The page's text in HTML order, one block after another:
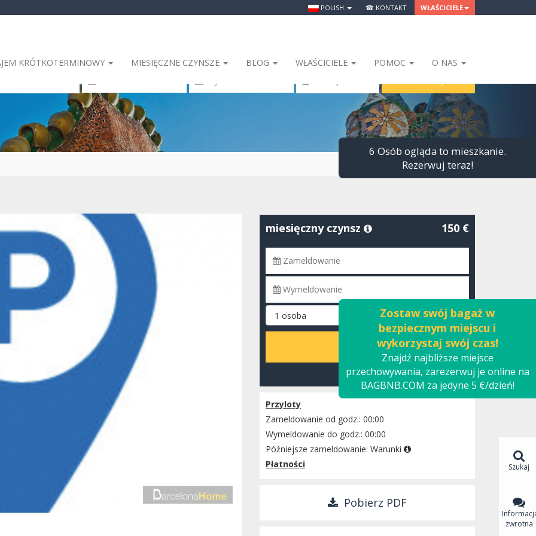
POLISH ☎ KONTAKT WŁAŚCICIELE
KRÓTKOTERMINOWY MIESIĘCZNE CZYNSZE BLOG WŁAŚCICIELE POMOC O NAS
miesięczny czynsz 150 €
OBLICZ
Sprawdź dostępność
Przyloty
Zameldowanie od godz.: 00:00
Wymeldowanie do godz.: 00:00
Późniejsze zameldowanie: Warunki
Płatności
Pobierz PDF
6 Osób ogląda to mieszkanie.
Rezerwuj teraz!
Zostaw swój bagaż w
bezpiecznym miejscu i
wykorzystaj swój czas!
Znajdź najbliższe miejsce
przechowywania, zarezerwuj je online na
BAGBNB.COM za jedyne 5 €/dzień!
Szukaj
zwrotna